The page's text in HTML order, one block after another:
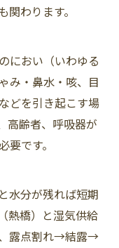
わります。
におい（いわゆる
み・鼻水・咳、目
どを引き起こす場
高齢者、呼吸器が
です。
水分が残れば短期
熱橋）と湿気供給
、露点割れ→結露→